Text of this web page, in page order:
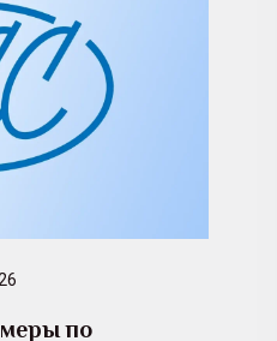
по